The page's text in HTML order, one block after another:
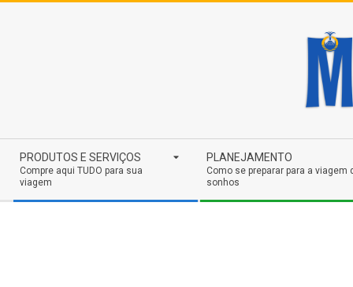
Navigation
Menu
PRODUTOS E SERVIÇOS
Compre aqui TUDO para sua
viagem
PLANEJAMENTO
Como se preparar para a viagem
sonhos